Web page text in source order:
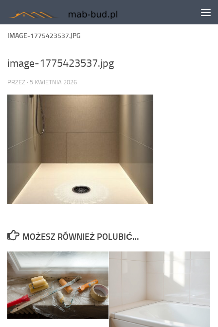
Skip to content
IMAGE-1775423537.JPG
image-1775423537.jpg
PRZEZ · 5 KWIETNIA 2026
MOŻESZ RÓWNIEŻ POLUBIĆ…